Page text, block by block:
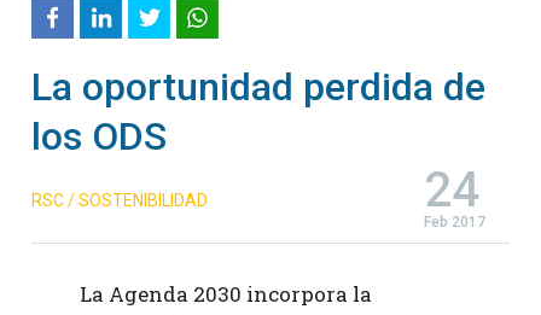
La oportunidad perdida de
los ODS
24
Feb 2017
RSC / SOSTENIBILIDAD
La Agenda 2030 incorpora la